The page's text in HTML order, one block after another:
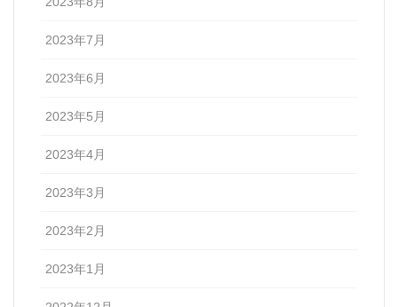
2023年7月
2023年6月
2023年5月
2023年4月
2023年3月
2023年2月
2023年1月